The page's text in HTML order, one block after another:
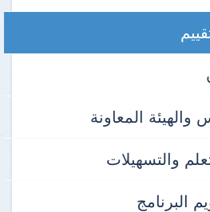
والهيئة المعاونة
والتسهيلات
البرنامج